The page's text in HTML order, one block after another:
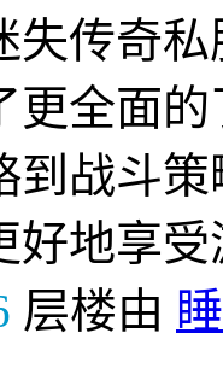
失传奇
更全面
到战斗
好地享
层楼由